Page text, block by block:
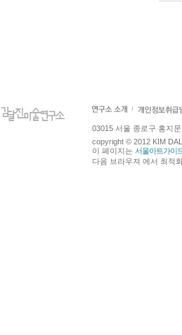
03015 서울 종로구 홍지
copyright © 2012 KIM
이 페이지는 서울아트가이
다음 브라우져 에서 최적